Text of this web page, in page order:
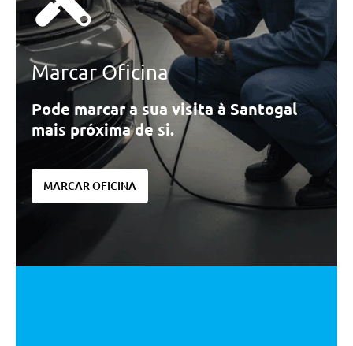
Marcar Oficina
Pode marcar a sua visita à Santogal
mais próxima de si.
MARCAR OFICINA